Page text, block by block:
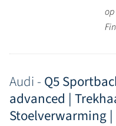
op
Audi - Q5
advanced |
Stoelverwarming |